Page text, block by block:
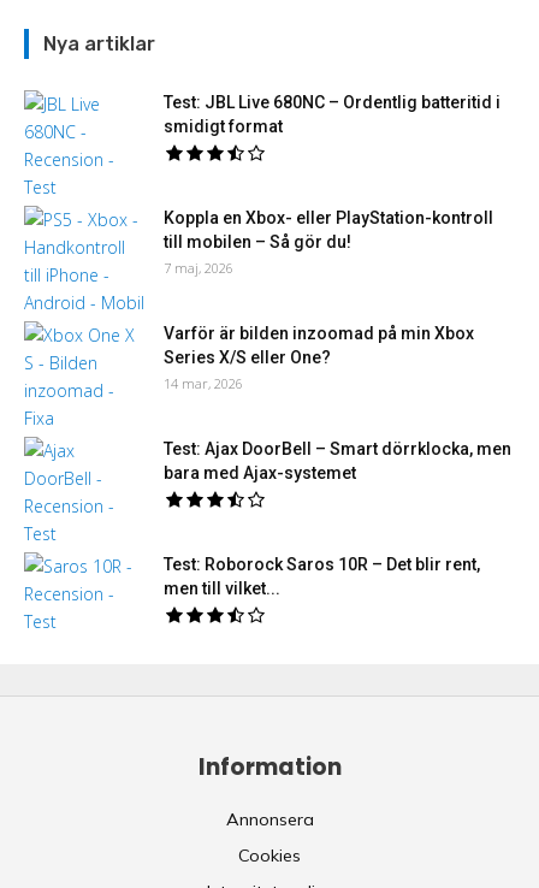
Nya artiklar
Test: JBL Live 680NC – Ordentlig batteritid i
smidigt format
Koppla en Xbox- eller PlayStation-kontroll
till mobilen – Så gör du!
7 maj, 2026
Varför är bilden inzoomad på min Xbox
Series X/S eller One?
14 mar, 2026
Test: Ajax DoorBell – Smart dörrklocka, men
bara med Ajax-systemet
Test: Roborock Saros 10R – Det blir rent,
men till vilket...
Information
Annonsera
Cookies